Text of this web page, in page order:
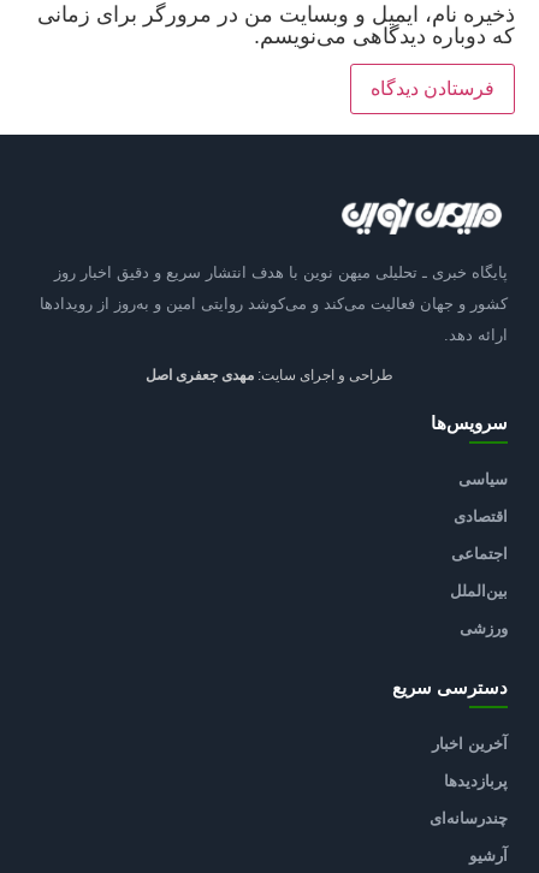
ذخیره نام، ایمیل و وبسایت من در مرورگر برای زمانی
که دوباره دیدگاهی می‌نویسم.
پایگاه خبری ـ تحلیلی میهن نوین با هدف انتشار سریع و دقیق اخبار روز
کشور و جهان فعالیت می‌کند و می‌کوشد روایتی امین و به‌روز از رویدادها
ارائه دهد.
طراحی و اجرای سایت: مهدی جعفری اصل
سرویس‌ها
سیاسی
اقتصادی
اجتماعی
بین‌الملل
ورزشی
دسترسی سریع
آخرین اخبار
پربازدیدها
چندرسانه‌ای
آرشیو